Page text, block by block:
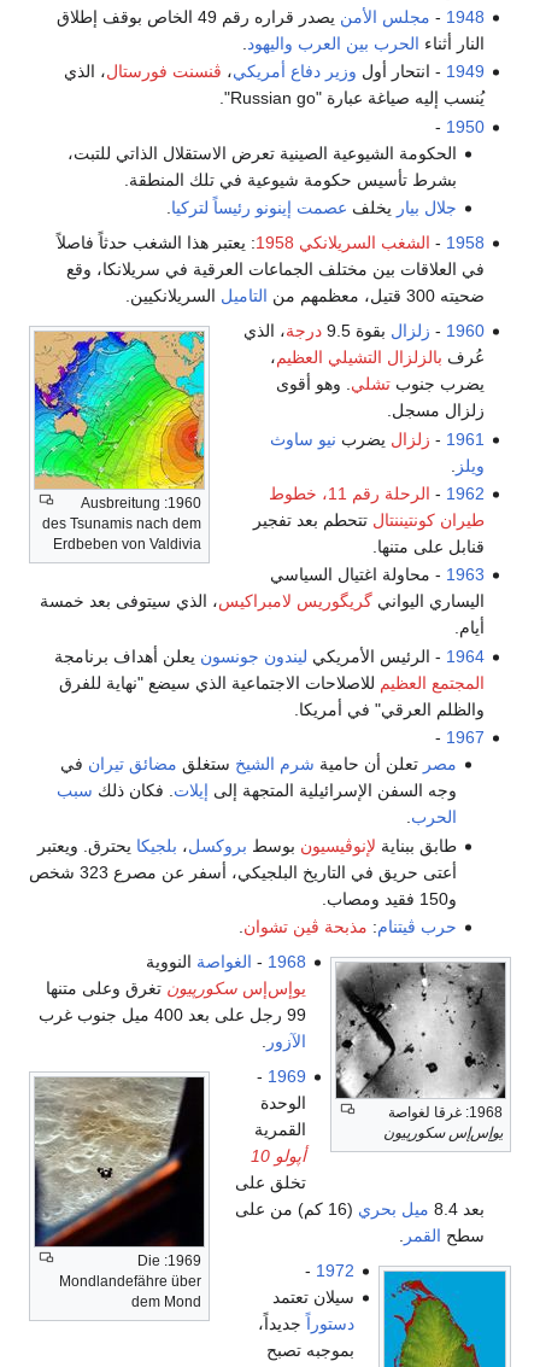
يصدر قراره رقم 49 الخاص بوقف إطلاق
العرب واليهود.
دفاع أمريكي،ڤنسنت فورستال، الذي
الصينية تعرض الاستقلال الذاتي للتبت،
شيوعية في تلك المنطقة.
عصمت إينونو رئيساً لتركيا .
1958
: يعتبر هذا الشغب حدثاً فاصلاً
الجماعات العرقية في سريلانكا، وقع
التاميل السريلانكيين.
1960: Ausbreitung
des Tsunamis nach dem
Erdbeben von Valdivia
درجة، الذي
العظيم،
. وهو أقوى
نيو ساوث
الرحلة رقم 11، خطوط
بعد تفجير
السياسي
لامبراكيس، الذي سيتوفى بعد خمسة
ليندون جونسون يعلن أهداف برنامجة
الاجتماعية الذي سيضع "نهاية للفرق
أمريكا.
شرم الشيخ ستغلق مضائق تيران في
المتجهة إلىإيلات. فكان ذلكسبب
بوسطبروكسل،بلجيكايحترق. ويعتبر
أعتى حريق في التاريخ البلجيكي، أسفر عن مصرع 323 شخص
ڤين تشوان.
1968
-الغواصةالنووية
يوإس‌إسسكورپيونتغرق وعلى متنها
99 رجل على بعد 400 ميل جنوب غرب
الآزور
1969: Die
Mondlandefähre über
dem Mond
1969
الوحدة
القمرية
أپولو 10
(16 كم) من على
1972
-
جديداً،
بموجبه تصبح